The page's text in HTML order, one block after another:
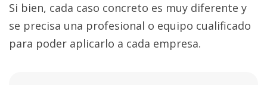
Si bien, cada caso concreto es muy diferente y
se precisa una profesional o equipo cualificado
para poder aplicarlo a cada empresa.